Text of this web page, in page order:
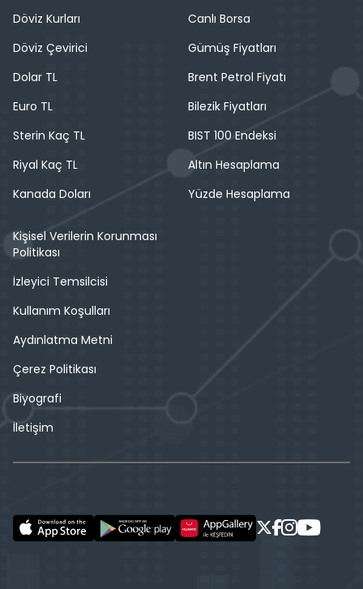
Döviz Kurları
Döviz Çevirici
Dolar TL
Euro TL
Sterin Kaç TL
Riyal Kaç TL
Kanada Doları
Canlı Borsa
Gümüş Fiyatları
Brent Petrol Fiyatı
Bilezik Fiyatları
BIST 100 Endeksi
Altın Hesaplama
Yüzde Hesaplama
Kişisel Verilerin Korunması
Politikası
İzleyici Temsilcisi
Kullanım Koşulları
Aydınlatma Metni
Çerez Politikası
Biyografi
İletişim